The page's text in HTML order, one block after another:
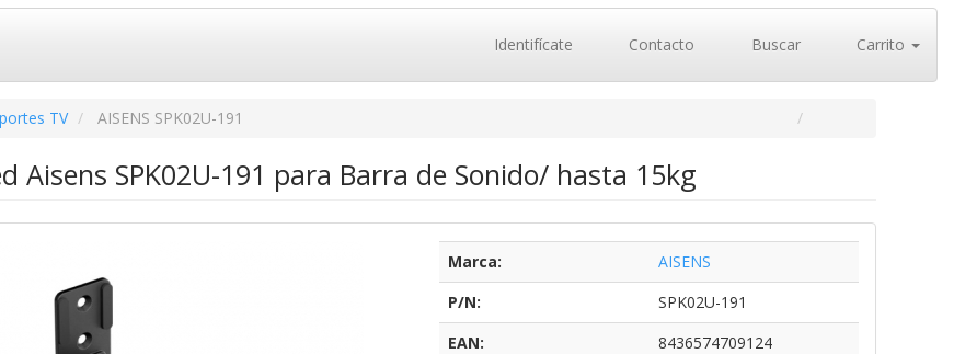
Identifícate Contacto Buscar Carrito
TV AISENS SPK02U-191
Aisens SPK02U-191 para Barra de Sonido/ hasta 15kg
Marca:
AISENS
P/N:
SPK02U-191
EAN:
8436574709124